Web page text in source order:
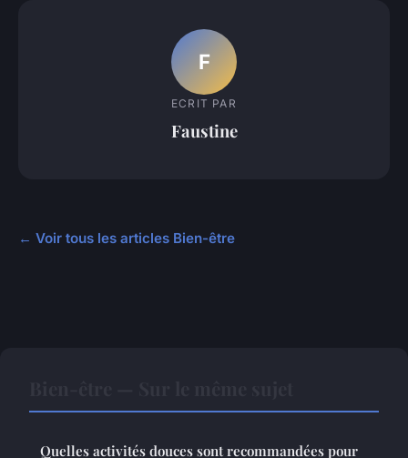
F
ECRIT PAR
Faustine
← Voir tous les articles Bien-être
Quelles activités douces sont recommandées pour